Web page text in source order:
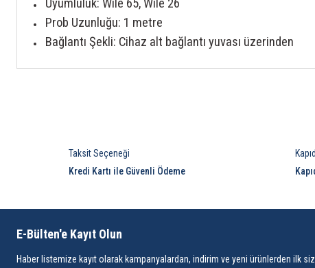
Uyumluluk: Wile 65, Wile 26
Prob Uzunluğu: 1 metre
Bağlantı Şekli: Cihaz alt bağlantı yuvası üzerinden
Taksit Seçeneği
Kredi Kartı ile Güvenli Ödeme
E-Bülten'e Kayıt Olun
Haber listemize kayıt olarak kampanyalardan, indirim ve yeni ürünlerden ilk